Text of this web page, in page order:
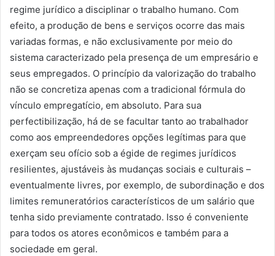
regime jurídico a disciplinar o trabalho humano. Com
efeito, a produção de bens e serviços ocorre das mais
variadas formas, e não exclusivamente por meio do
sistema caracterizado pela presença de um empresário e
seus empregados. O princípio da valorização do trabalho
não se concretiza apenas com a tradicional fórmula do
vínculo empregatício, em absoluto. Para sua
perfectibilização, há de se facultar tanto ao trabalhador
como aos empreendedores opções legítimas para que
exerçam seu ofício sob a égide de regimes jurídicos
resilientes, ajustáveis às mudanças sociais e culturais –
eventualmente livres, por exemplo, de subordinação e dos
limites remuneratórios característicos de um salário que
tenha sido previamente contratado. Isso é conveniente
para todos os atores econômicos e também para a
sociedade em geral.